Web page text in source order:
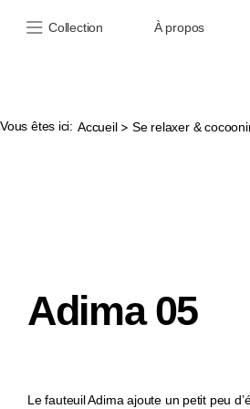
Collection À propos
Vous êtes ici: Accueil> Se relaxer &
Adima 05
Le fauteuil Adima ajoute un petit peu